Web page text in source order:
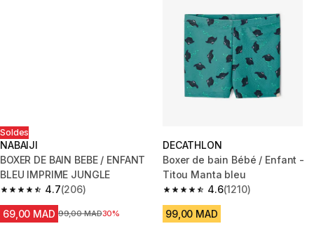
Soldes
NABAIJI
BOXER DE BAIN BEBE / ENFANT
BLEU IMPRIME JUNGLE
4.7
4.7 out of 5 stars from 206 reviews
(206)
69,00 MAD Prix avant la réduction
99,00 MAD30%
DECATHLON
Boxer de bain Bébé / Enfant -
Titou Manta bleu
4.6
4.6 out of 5 stars from 1210
(1210)
99,00 MAD